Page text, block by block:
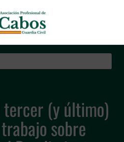
de Cabos de la Guardia
tercer (y último)
sobre